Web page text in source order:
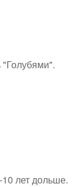
лет дольше.